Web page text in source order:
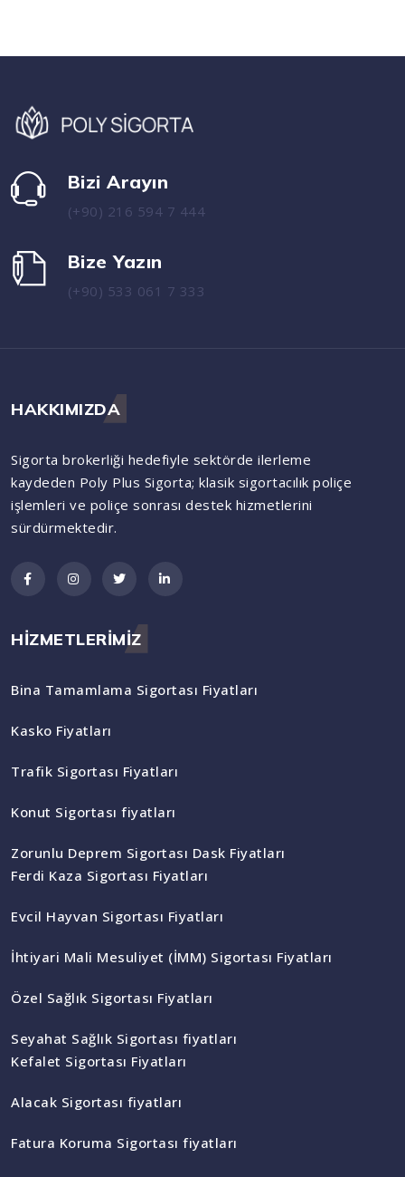
Bizi Arayın
(+90) 216 594 7 444
Bize Yazın
(+90) 533 061 7 333
HAKKIMIZDA
Sigorta brokerliği hedefiyle sektörde ilerleme
kaydeden Poly Plus Sigorta; klasik sigortacılık poliçe
işlemleri ve poliçe sonrası destek hizmetlerini
sürdürmektedir.
HİZMETLERİMİZ
Bina Tamamlama Sigortası Fiyatları
Kasko Fiyatları
Trafik Sigortası Fiyatları
Konut Sigortası fiyatları
Zorunlu Deprem Sigortası Dask Fiyatları
Ferdi Kaza Sigortası Fiyatları
Evcil Hayvan Sigortası Fiyatları
İhtiyari Mali Mesuliyet (İMM) Sigortası Fiyatları
Özel Sağlık Sigortası Fiyatları
Seyahat Sağlık Sigortası fiyatları
Kefalet Sigortası Fiyatları
Alacak Sigortası fiyatları
Fatura Koruma Sigortası fiyatları